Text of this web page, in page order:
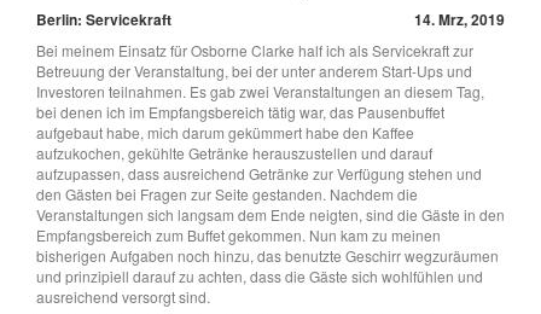
Berlin: Servicekraft 14. Mrz, 2019
Bei meinem Einsatz für Osborne Clarke half ich als Servicekraft zur
Betreuung der Veranstaltung, bei der unter anderem Start-Ups und
Investoren teilnahmen. Es gab zwei Veranstaltungen an diesem Tag,
bei denen ich im Empfangsbereich tätig war, das Pausenbuffet
aufgebaut habe, mich darum gekümmert habe den Kaffee
aufzukochen, gekühlte Getränke herauszustellen und darauf
aufzupassen, dass ausreichend Getränke zur Verfügung stehen und
den Gästen bei Fragen zur Seite gestanden. Nachdem die
Veranstaltungen sich langsam dem Ende neigten, sind die Gäste in den
Empfangsbereich zum Buffet gekommen. Nun kam zu meinen
bisherigen Aufgaben noch hinzu, das benutzte Geschirr wegzuräumen
und prinzipiell darauf zu achten, dass die Gäste sich wohlfühlen und
ausreichend versorgt sind.